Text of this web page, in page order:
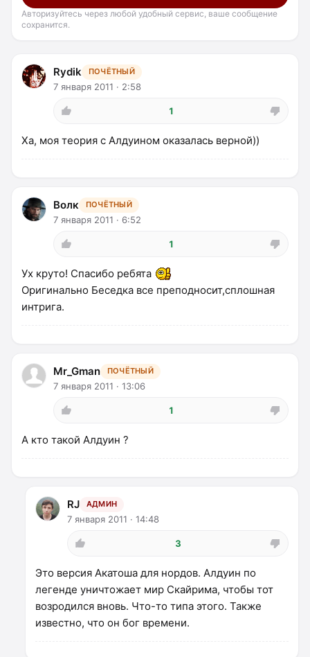
Авторизуйтесь через любой удобный сервис, ваше сообщение
сохранится.
Rydik ПОЧЁТНЫЙ
7 января 2011 · 2:58
1
Ха, моя теория с Алдуином оказалась верной))
Волк ПОЧЁТНЫЙ
7 января 2011 · 6:52
1
Ух круто! Спасибо ребята
Оригинально Беседка все преподносит,сплошная
интрига.
Mr_Gman ПОЧЁТНЫЙ
7 января 2011 · 13:06
1
А кто такой Алдуин ?
RJ АДМИН
7 января 2011 · 14:48
3
Это версия Акатоша для нордов. Алдуин по
легенде уничтожает мир Скайрима, чтобы тот
возродился вновь. Что-то типа этого. Также
известно, что он бог времени.